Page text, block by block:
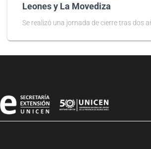
Leones y La Movediza
Se realizó una jornada de cierre tras dos